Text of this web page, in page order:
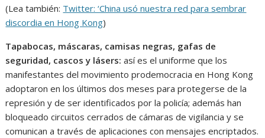
(Lea también: Twitter: ‘China usó nuestra red para sembrar
discordia en Hong Kong)
Tapabocas, máscaras, camisas negras, gafas de
seguridad, cascos y lásers:así es el uniforme que los
manifestantes del movimiento prodemocracia en Hong Kong
adoptaron en los últimos dos meses para protegerse de la
represión y de ser identificados por la policía; además han
bloqueado circuitos cerrados de cámaras de vigilancia y se
comunican a través de aplicaciones con mensajes encriptados.